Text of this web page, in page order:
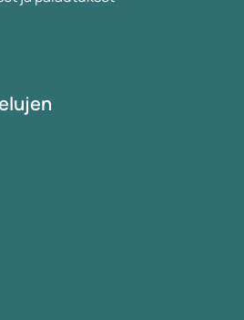
. Tämä voi olla vakava
turvota, mikä voi aiheuttaa
Myös anafylaktinen sokki
ja sydämen rytmihäiriöt)
auringossa. Joskus
tai näppylöitä. Tämä allergia
naisilla ja vaaleaihoisilla.
kosmetiikka voivat yhtäkkiä